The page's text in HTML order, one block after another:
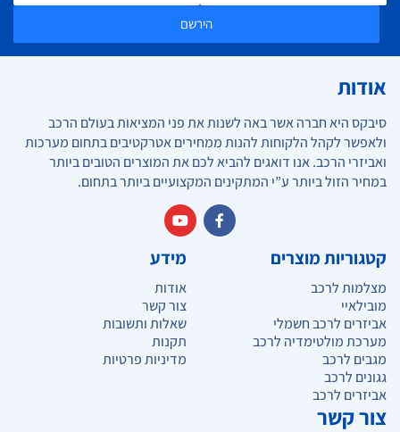
הירשם
אודות
סיבקס היא חברה אשר באה לשנות את פני המציאות בעולם הרכב
ולאפשר לקהל הלקוחות להנות ממחירים אטרקטיבים בתחום מערכות
ואביזרי הרכב. אנו דואגים להביא לכם את המוצרים הטובים ביותר
במחיר הזול ביותר ע”י המתקינים המקצועיים ביותר בתחום.
קטגוריות מוצרים
מצלמות לרכב
מובילאיי
אביזרים לרכב חשמלי
מערכת מולטימדיה לרכב
מגבים לרכב
גגונים לרכב
אביזרים לרכב
מידע
אודות
צור קשר
שאלות ותשובות
תקנות
מדיניות פרטיות
צור קשר